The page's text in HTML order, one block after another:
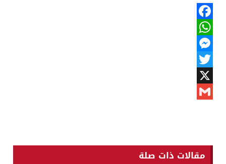
Facebook
WhatsApp
Messenger
Twitter
X
مقالات ذات صلة